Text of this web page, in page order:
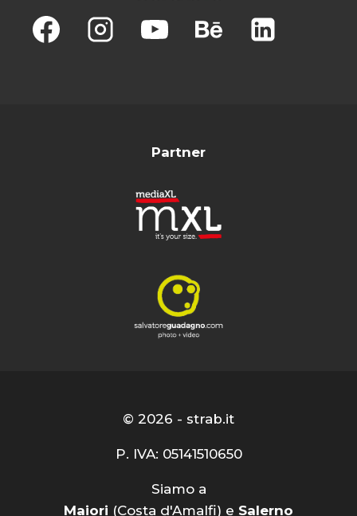
Partner
© 2026 - strab.it
P. IVA: 05141510650
Siamo a
Maiori (Costa d'Amalfi) e Salerno